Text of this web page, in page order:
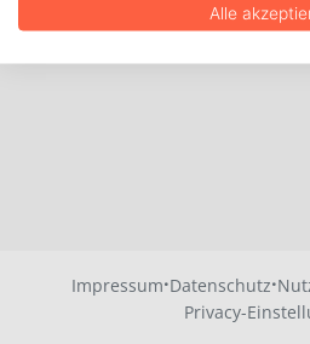
Impressum·Datenschutz·
Privacy-
Alle